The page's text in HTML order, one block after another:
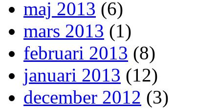
maj 2013 (6)
mars 2013 (1)
februari 2013 (8)
januari 2013 (12)
december 2012 (3)